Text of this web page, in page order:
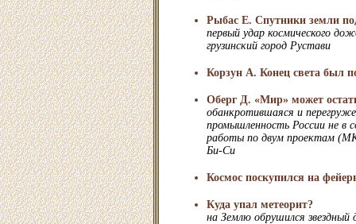
Рыбас Е. Спутники земли
первый удар космического
грузинский город Рустави
Корзун А. Конец света был
Оберг Д. «Мир» может
обанкротившаяся и
промышленность России не в
работы по двум проектам
Би-Си
Космос поскупился на
Куда упал метеорит?
на Землю обрушился звездный